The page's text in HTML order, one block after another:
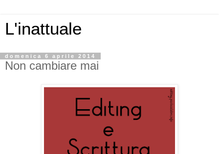
L'inattuale
domenica 6 aprile 2014
Non cambiare mai